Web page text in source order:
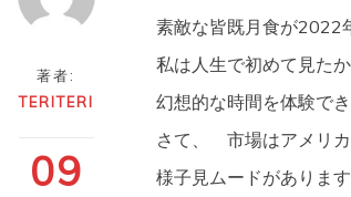
著者:
TERITERI
09
素敵な皆既月食が2022
私は人生で初めて見たか
幻想的な時間を体験で
さて、 市場はアメリ
様子見ムードがあります